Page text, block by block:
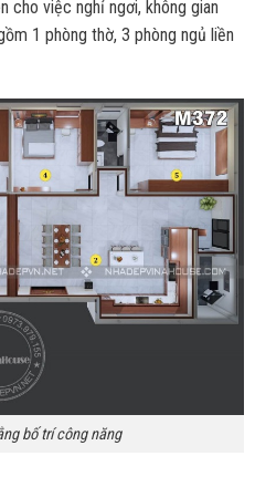
cho việc nghỉ ngơi, không gian
1 phòng thờ, 3 phòng ngủ liền
bố trí công năng